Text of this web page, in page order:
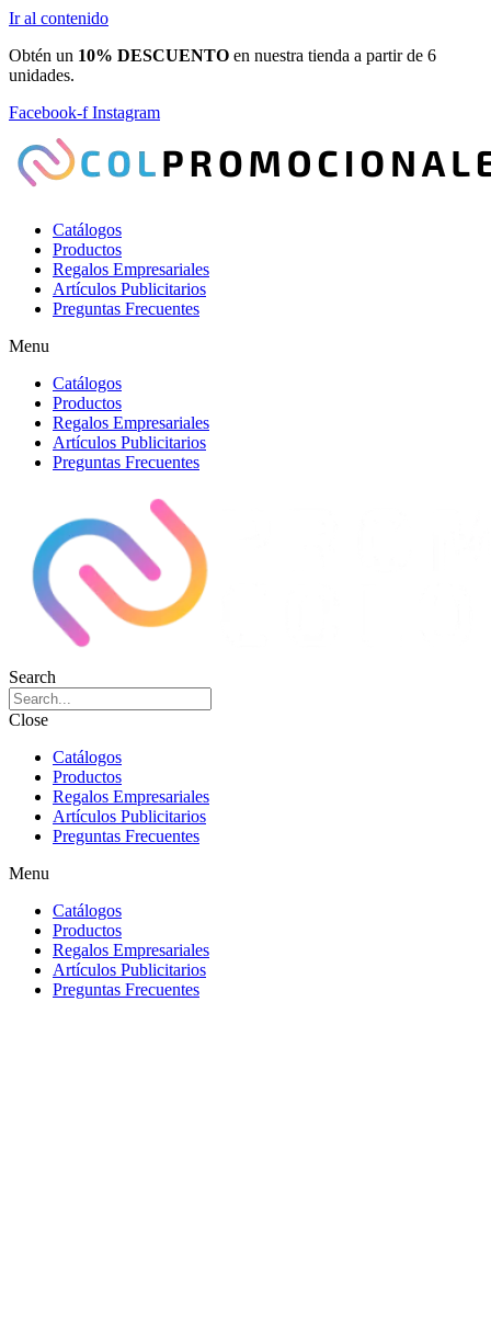
Ir al contenido
Obtén un 10% DESCUENTO en nuestra tienda a partir de 6
unidades.
Facebook-f Instagram
Catálogos
Productos
Regalos Empresariales
Artículos Publicitarios
Preguntas Frecuentes
Menu
Catálogos
Productos
Regalos Empresariales
Artículos Publicitarios
Preguntas Frecuentes
Search
Close
Catálogos
Productos
Regalos Empresariales
Artículos Publicitarios
Preguntas Frecuentes
Menu
Catálogos
Productos
Regalos Empresariales
Artículos Publicitarios
Preguntas Frecuentes